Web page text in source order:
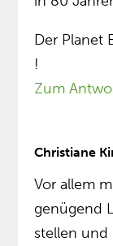
Der Planet
!
Zum
Christiane
Vor allem
genügend
stellen